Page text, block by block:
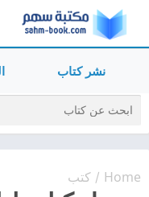
نشر كتاب
Home
/ كتب